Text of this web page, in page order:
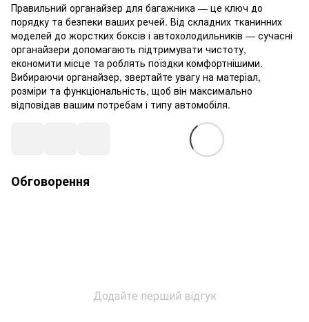
Правильний органайзер для багажника — це ключ до
порядку та безпеки ваших речей. Від складних тканинних
моделей до жорстких боксів і автохолодильників — сучасні
органайзери допомагають підтримувати чистоту,
економити місце та роблять поїздки комфортнішими.
Вибираючи органайзер, звертайте увагу на матеріал,
розміри та функціональність, щоб він максимально
відповідав вашим потребам і типу автомобіля.
Обговорення
Додайте перший відгук